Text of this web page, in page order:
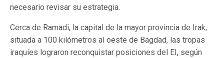
necesario revisar su estrategia.
Cerca de Ramadi, la capital de la mayor provincia de Irak,
situada a 100 kilómetros al oeste de Bagdad, las tropas
iraquíes lograron reconquistar posiciones del EI, según